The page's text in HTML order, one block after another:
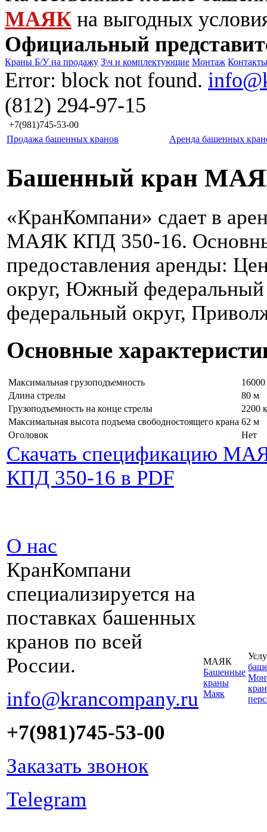
МАЯК на выгодных
Официальный
Краны Б/У на продажу З\ч и комплектующие Монтаж Контакты
Error: block not found.
(812) 294-97-15
+7(981)745-53-00
Продажа башенных кранов
Аренда башенных
Башенный кран
«КранКомпани» сдает в
МАЯК КПД 350-16.
предоставления аренды:
округ, Южный федеральный
федеральный округ,
Основные
Максимальная грузоподъемность
16000
Длина стрелы
80 м
Грузоподъемность на конце стрелы
2200
Максимальная высота подъема свободностоящего крана 62 м
Оголовок
Нет
Скачать спецификацию
КПД 350-16 в PDF
О нас
КранКомпани
специализируется на
поставках башенных
кранов по всей
России.
info@krancompany.ru
+7(981)745-53-00
Заказать звонок
Telegram
МАЯК
Башенные
краны
Маяк